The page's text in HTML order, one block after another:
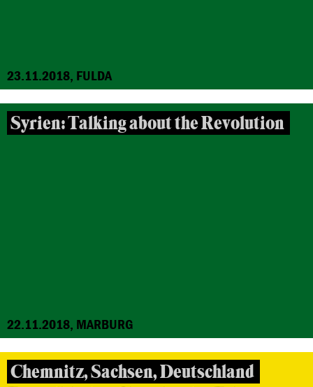
23.11.2018, FULDA
Syrien: Talking about the Revolution
22.11.2018, MARBURG
Chemnitz, Sachsen, Deutschland